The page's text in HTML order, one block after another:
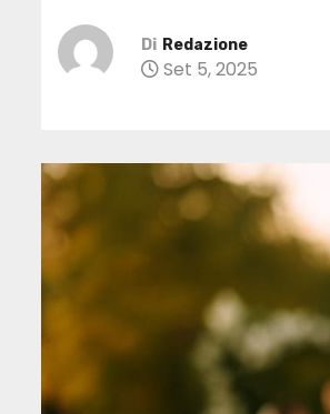
Di Redazione
Set 5, 2025